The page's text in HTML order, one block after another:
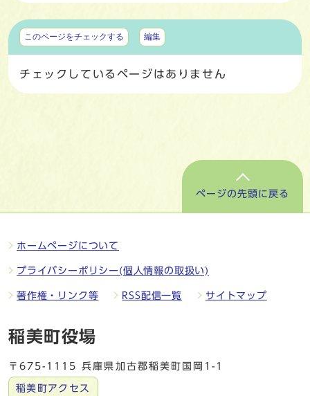
マイページ
このページをチェックする 編集
チェックしているページはありません
ページの先頭に戻る
ホームページについて
プライバシーポリシー(個人情報の取扱い)
著作権・リンク等 RSS配信一覧 サイトマップ
稲美町役場
〒675-1115 兵庫県加古郡稲美町国岡1-1
稲美町アクセス